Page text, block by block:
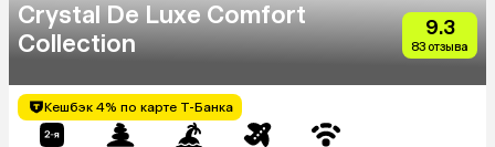
Crystal De Luxe Comfort
Collection
9.3
83 отзыва
Кешбэк 4% по карте Т-Банка